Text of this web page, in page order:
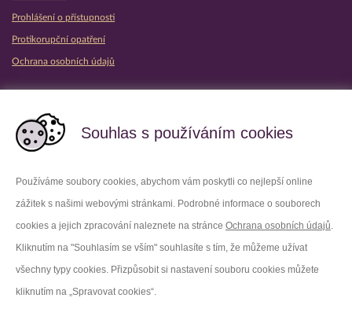
Souhlas s používáním cookies
Používáme soubory cookies, abychom vám poskytli co nejlepší online
zážitek s našimi webovými stránkami. Podrobné informace o souborech
cookies a jejich zpracování naleznete na stránce Ochrana osobních údajů.
Kliknutím na "Souhlasím se vším" souhlasíte s tím, že můžeme užívat
všechny typy cookies. Přizpůsobit si nastavení souboru cookies můžete
kliknutím na „Spravovat cookies“.
Prohlášení o přístupnosti
Protikorupční opatření
Ochrana osobních údajů
Facebook Youtube
LinkedIn